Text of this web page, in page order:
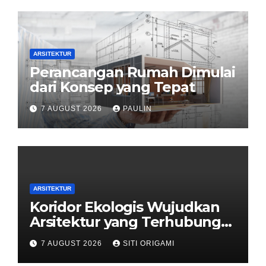
ARSITEKTUR
Perancangan Rumah Dimulai
dari Konsep yang Tepat
7 AUGUST 2026 PAULIN
ARSITEKTUR
Koridor Ekologis Wujudkan
Arsitektur yang Terhubung
dengan Alam
7 AUGUST 2026 SITI ORIGAMI